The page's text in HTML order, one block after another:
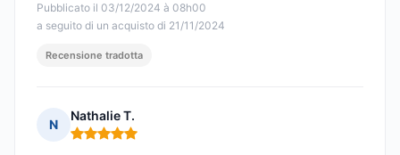
Pubblicato il 03/12/2024 à 08h00
a seguito di un acquisto di 21/11/2024
Recensione tradotta
N
Nathalie T.
Nota: 5 su 5